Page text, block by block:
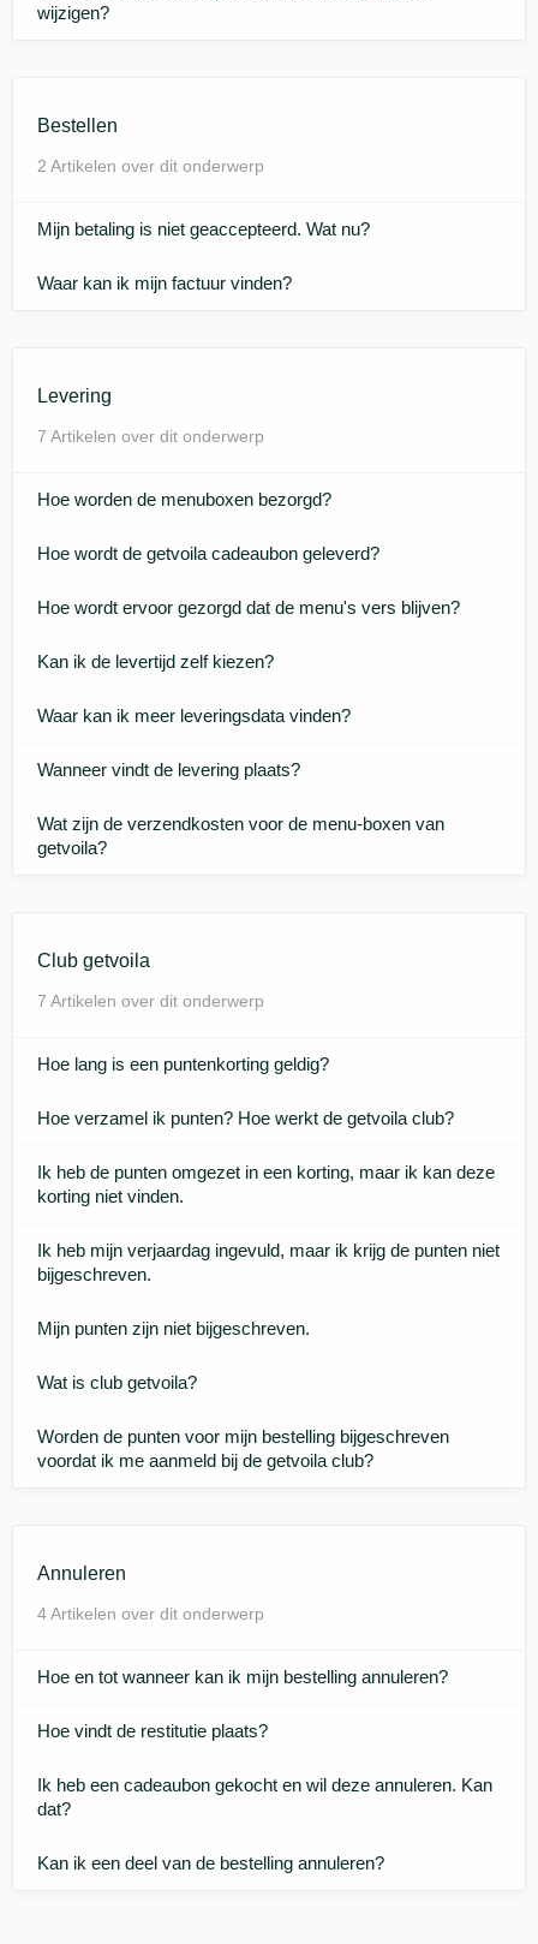
wijzigen?
Bestellen
2 Artikelen over dit onderwerp
Mijn betaling is niet geaccepteerd. Wat nu?
Waar kan ik mijn factuur vinden?
Levering
7 Artikelen over dit onderwerp
Hoe worden de menuboxen bezorgd?
Hoe wordt de getvoila cadeaubon geleverd?
Hoe wordt ervoor gezorgd dat de menu's vers blijven?
Kan ik de levertijd zelf kiezen?
Waar kan ik meer leveringsdata vinden?
Wanneer vindt de levering plaats?
Wat zijn de verzendkosten voor de menu-boxen van
getvoila?
Club getvoila
7 Artikelen over dit onderwerp
Hoe lang is een puntenkorting geldig?
Hoe verzamel ik punten? Hoe werkt de getvoila club?
Ik heb de punten omgezet in een korting, maar ik kan deze
korting niet vinden.
Ik heb mijn verjaardag ingevuld, maar ik krijg de punten niet
bijgeschreven.
Mijn punten zijn niet bijgeschreven.
Wat is club getvoila?
Worden de punten voor mijn bestelling bijgeschreven
voordat ik me aanmeld bij de getvoila club?
Annuleren
4 Artikelen over dit onderwerp
Hoe en tot wanneer kan ik mijn bestelling annuleren?
Hoe vindt de restitutie plaats?
Ik heb een cadeaubon gekocht en wil deze annuleren. Kan
dat?
Kan ik een deel van de bestelling annuleren?